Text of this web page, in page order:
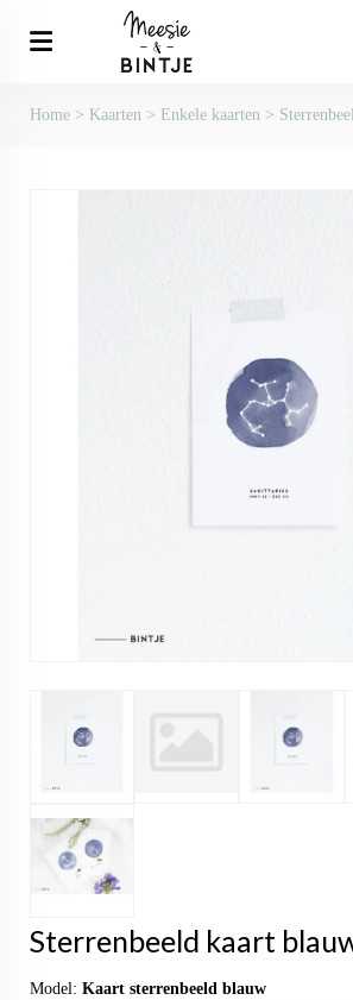
Home > Kaarten > Enkele kaarten >
Sterrenbeeld kaart
Model: Kaart sterrenbeeld blauw